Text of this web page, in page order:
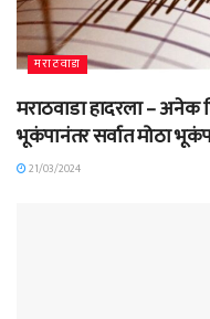
मराठवाडा
मराठवाडा हादरला –
भूकंपानंतर सर्वात मोठा
21/03/2024